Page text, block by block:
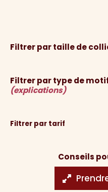
Filtrer par taille de
Filtrer par type de
(explications)
Filtrer par tarif
Conseils